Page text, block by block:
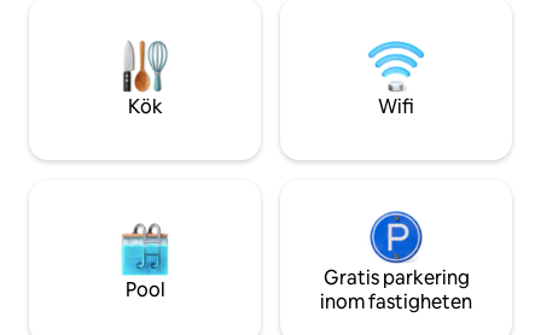
och fiesta, njut av en Vegas-siesta
🤩 Badrum i♥️ marmor Med LED-lampor
🌈 avkopplande regndusch Och
Kök Wifi
Pool
Gratis parkering
inom fastigheten